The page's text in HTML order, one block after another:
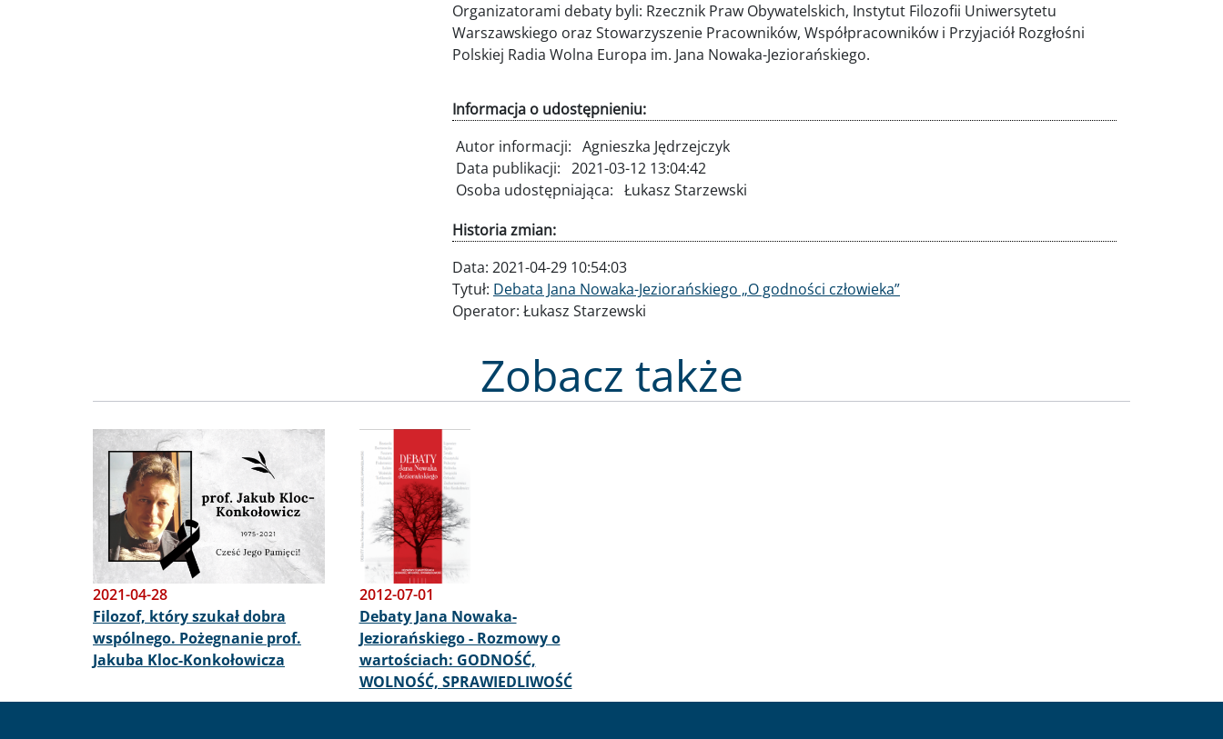
Organizatorami debaty byli: Rzecznik Praw Obywatelskich, Instytut Filozofii Uniwersytetu
Warszawskiego oraz Stowarzyszenie Pracowników, Współpracowników i Przyjaciół Rozgłośni
Polskiej Radia Wolna Europa im. Jana Nowaka-Jeziorańskiego.
Informacja o udostępnieniu:
Autor informacji: Agnieszka Jędrzejczyk
Data publikacji: 2021-03-12 13:04:42
Osoba udostępniająca: Łukasz Starzewski
Historia zmian:
Data: 2021-04-29 10:54:03
Tytuł: Debata Jana Nowaka-Jeziorańskiego „O godności człowieka”
Operator: Łukasz Starzewski
Zobacz także
Obraz
2021-04-28
Filozof, który szukał dobra
wspólnego. Pożegnanie prof.
Jakuba Kloc-Konkołowicza
Obraz
2012-07-01
Debaty Jana Nowaka-
Jeziorańskiego - Rozmowy o
wartościach: GODNOŚĆ,
WOLNOŚĆ, SPRAWIEDLIWOŚĆ